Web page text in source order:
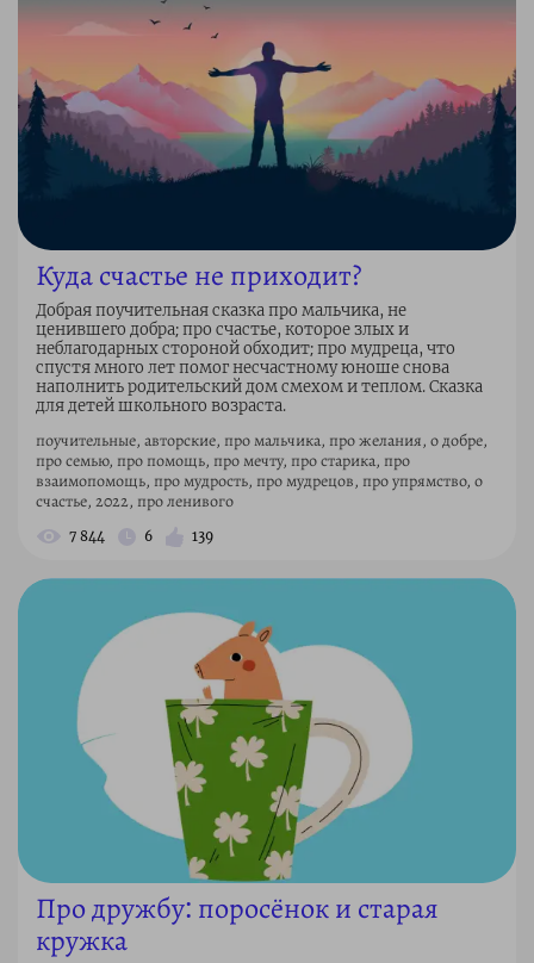
Куда счастье не приходит?
Добрая поучительная сказка про мальчика, не
ценившего добра; про счастье, которое злых и
неблагодарных стороной обходит; про мудреца, что
спустя много лет помог несчастному юноше снова
наполнить родительский дом смехом и теплом. Сказка
для детей школьного возраста.
поучительные, авторские, про мальчика, про желания, о добре,
про семью, про помощь, про мечту, про старика, про
взаимопомощь, про мудрость, про мудрецов, про упрямство, о
счастье, 2022, про ленивого
7 844 6 139
Про дружбу: поросёнок и старая
кружка